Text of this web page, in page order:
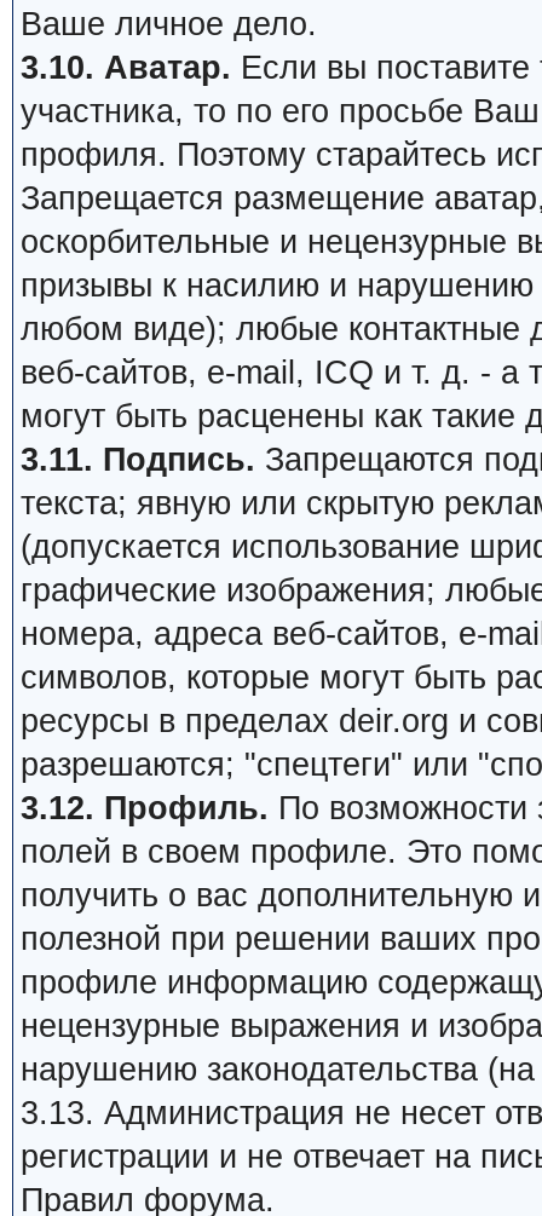
Ваше личное дело.
3.10. Аватар. Если вы поставите
участника, то по его просьбе
профиля. Поэтому старайтесь
Запрещается размещение
оскорбительные и нецензурные
призывы к насилию и нарушению
любом виде); любые контактные
веб-сайтов, e-mail, ICQ и т. д. - а
могут быть расценены как
3.11. Подпись. Запрещаются
текста; явную или скрытую
(допускается использование
графические изображения;
номера, адреса веб-сайтов, e-
символов, которые могут быть
ресурсы в пределах deir.org и
разрешаются; "спецтеги" или
3.12. Профиль. По возможности
полей в своем профиле. Это
получить о вас дополнительную
полезной при решении ваших
профиле информацию
нецензурные выражения и
нарушению законодательства
3.13. Администрация не несет
регистрации и не отвечает на
Правил форума.